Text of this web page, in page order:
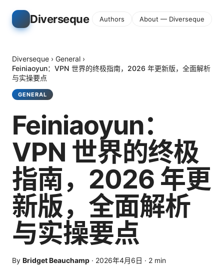
Diverseque Authors About — Diverseque
Diverseque › General ›
Feiniaoyun：VPN 世界的终极指南，2026 年更新版，全面解析
与实操要点
GENERAL
Feiniaoyun：
VPN 世界的终极
指南，2026 年更
新版，全面解析
与实操要点
By Bridget Beauchamp · 2026年4月6日 · 2 min